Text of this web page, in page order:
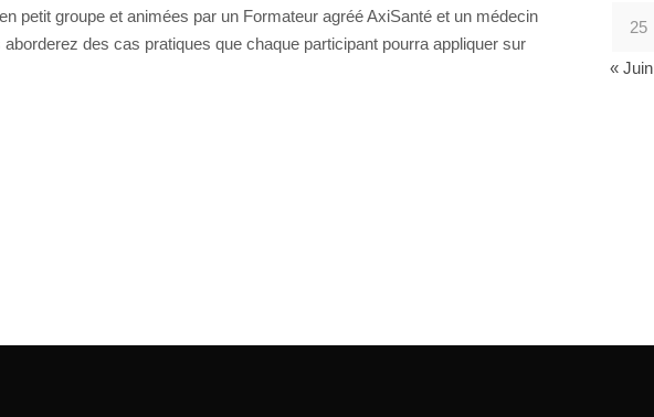
petit groupe et animées par un Formateur agréé AxiSanté et un médecin
des cas pratiques que chaque participant pourra appliquer sur
25
« Juin